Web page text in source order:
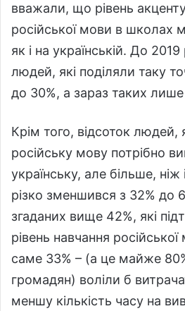
вважали, що рівень
російської мови в школах
як і на українській. До
людей, які поділяли таку
до 30%, а зараз таких
Крім того, відсоток
російську мову потрібно
українську, але більше, ніж
різко зменшився з 32% до
згаданих вище 42%, які
рівень навчання
саме 33% – (а це майже 80%
громадян) воліли б
меншу кількість часу на